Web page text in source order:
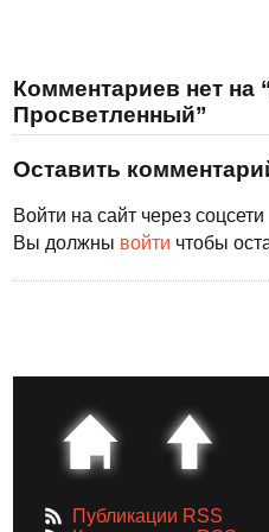
Комментариев нет на
Просветленный”
Оставить
Войти на сайт через соцсети
Вы должны войти чтобы
Публикации RSS